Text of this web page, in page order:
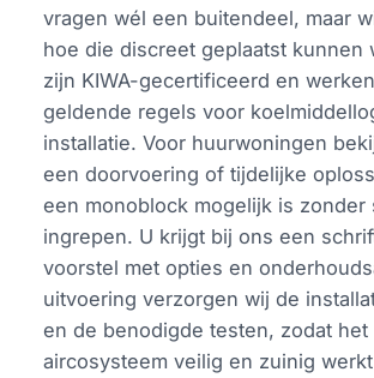
vragen wél een buitendeel, maar
hoe die discreet geplaatst kunnen
zijn KIWA-gecertificeerd en
geldende regels voor
installatie. Voor huurwoningen
een doorvoering of tijdelijke
een monoblock mogelijk is zonder
ingrepen. U krijgt bij ons een
voorstel met opties en
uitvoering verzorgen wij de
en de benodigde testen, zodat het
aircosysteem veilig en zuinig